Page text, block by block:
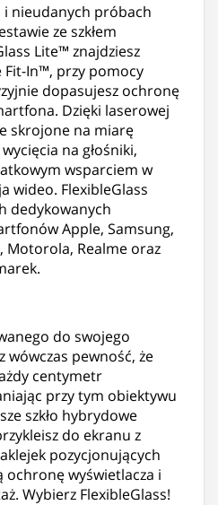
nieudanych próbach
ze szkłem
Lite™ znajdziesz
Fit-In™, przy pomocy
dopasujesz ochronę
Dzięki laserowej
skrojone na miarę
na głośniki,
wsparciem w
wideo. FlexibleGlass
dedykowanych
Apple, Samsung,
Motorola, Realme oraz
do swojego
pewność, że
centymetr
przy tym obiektywu
szkło hybrydowe
do ekranu z
pozycjonujących
ochronę wyświetlacza i
Wybierz FlexibleGlass!